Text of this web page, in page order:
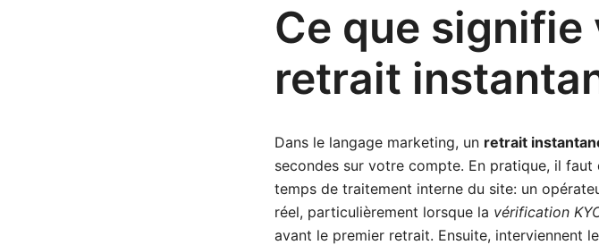
Ce que
retrait
Dans le langage marketing, un retrait
secondes sur votre compte. En pratique, il
temps de traitement interne du site: un
réel, particulièrement lorsque la vérification
avant le premier retrait. Ensuite, interviennent